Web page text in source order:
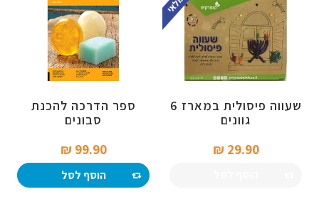
שעווה פיסולית במארז 6
גוונים
29.90 ₪‎
ספר הדרכה להכנת
סבונים
99.90 ₪‎
הוסף לסל